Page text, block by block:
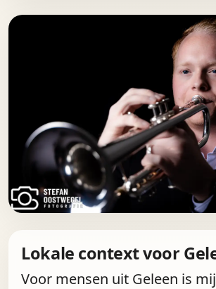
Lokale context voor
Voor mensen uit Geleen is